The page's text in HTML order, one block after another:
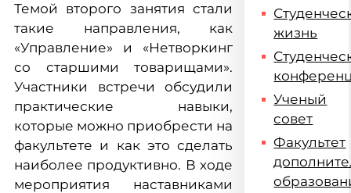
Темой второго занятия стали
такие направления, как
«Управление» и «Нетворкинг
со старшими товарищами».
Участники встречи обсудили
практические навыки,
которые можно приобрести на
факультете и как это сделать
наиболее продуктивно. В ходе
мероприятия наставниками
жизнь
Ученый
совет
Факультет